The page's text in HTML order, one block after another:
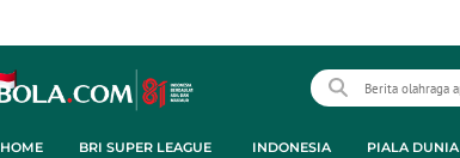
HOME BRI SUPER LEAGUE INDONESIA PIALA DUNIA